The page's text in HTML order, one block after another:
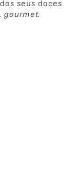
seus doces
gourmet.